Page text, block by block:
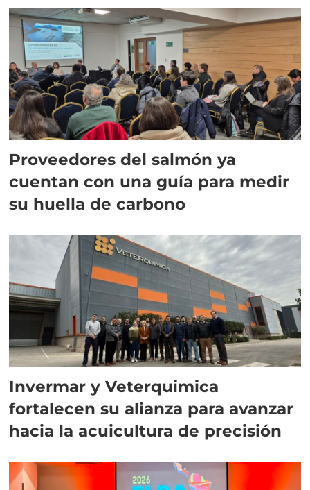
Proveedores del salmón ya
cuentan con una guía para medir
su huella de carbono
Invermar y Veterquimica
fortalecen su alianza para avanzar
hacia la acuicultura de precisión